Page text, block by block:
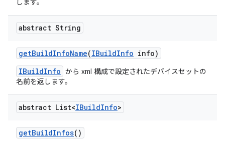
します。
abstract String
getBuildInfoName(IBuildInfo info)
IBuildInfo から xml 構成で設定されたデバイスセットの
名前を返します。
abstract List<IBuildInfo>
getBuildInfos()